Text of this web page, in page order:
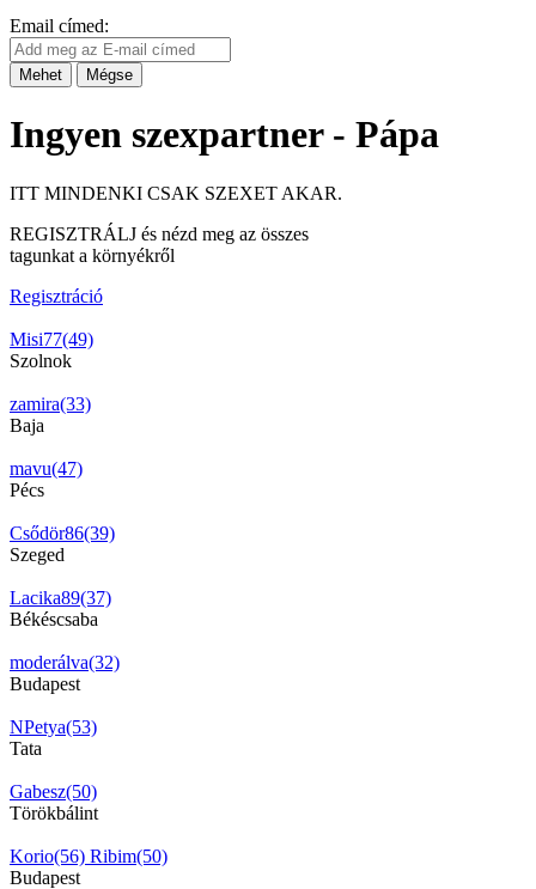
Email címed:
Mehet Mégse
Ingyen szexpartner - Pápa
ITT MINDENKI CSAK SZEXET AKAR.
REGISZTRÁLJ és nézd meg az összes
tagunkat a környékről
Regisztráció
Misi77(49)
Szolnok
zamira(33)
Baja
mavu(47)
Pécs
Csődör86(39)
Szeged
Lacika89(37)
Békéscsaba
moderálva(32)
Budapest
NPetya(53)
Tata
Gabesz(50)
Törökbálint
Korio(56) Ribim(50)
Budapest